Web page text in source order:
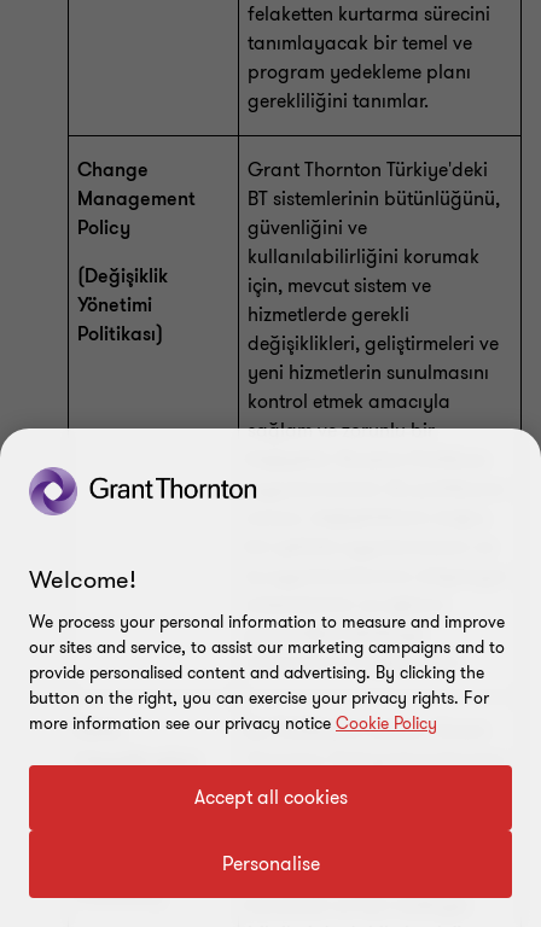
felaketten kurtarma sürecini
tanımlayacak bir temel ve
program yedekleme planı
gerekliliğini tanımlar.
Change
Management
Policy
(Değişiklik
Yönetimi
Politikası)
Grant Thornton Türkiye'deki
BT sistemlerinin bütünlüğünü,
güvenliğini ve
kullanılabilirliğini korumak
için, mevcut sistem ve
hizmetlerde gerekli
değişiklikleri, geliştirmeleri ve
yeni hizmetlerin sunulmasını
kontrol etmek amacıyla
sağlam ve zorunlu bir
uygulanmalıdır. Bu politikanın
güvenliğini tehlikeye
atmamasını sağlamaktır.
Data
Classification
Politikası)
Bu Politikanın amacı, Grant
Thornton Türkiye'de kullanılan
veya Grant Thornton
hakkındaki bilgilerin yanı sıra
kurumsal ve fikri mülkiyet
Welcome!
We process your personal information to measure and improve
our sites and service, to assist our marketing campaigns and to
provide personalised content and advertising. By clicking the
button on the right, you can exercise your privacy rights. For
more information see our privacy notice Cookie Policy
Accept all cookies
Personalise